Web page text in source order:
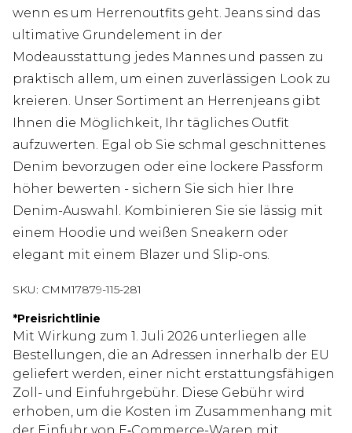
wenn es um Herrenoutfits geht. Jeans sind das
ultimative Grundelement in der
Modeausstattung jedes Mannes und passen zu
praktisch allem, um einen zuverlässigen Look zu
kreieren. Unser Sortiment an Herrenjeans gibt
Ihnen die Möglichkeit, Ihr tägliches Outfit
aufzuwerten. Egal ob Sie schmal geschnittenes
Denim bevorzugen oder eine lockere Passform
höher bewerten - sichern Sie sich hier Ihre
Denim-Auswahl. Kombinieren Sie sie lässig mit
einem Hoodie und weißen Sneakern oder
elegant mit einem Blazer und Slip-ons.
SKU: CMM17879-115-281
*Preisrichtlinie
Mit Wirkung zum 1. Juli 2026 unterliegen alle
Bestellungen, die an Adressen innerhalb der EU
geliefert werden, einer nicht erstattungsfähigen
Zoll- und Einfuhrgebühr. Diese Gebühr wird
erhoben, um die Kosten im Zusammenhang mit